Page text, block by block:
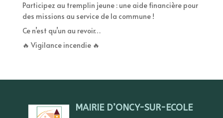
Participez au tremplin jeune : une aide financière pour
des missions au service de la commune !
Ce n’est qu’un au revoir…
🔥 Vigilance incendie 🔥
MAIRIE D’ONCY-SUR-ECOLE